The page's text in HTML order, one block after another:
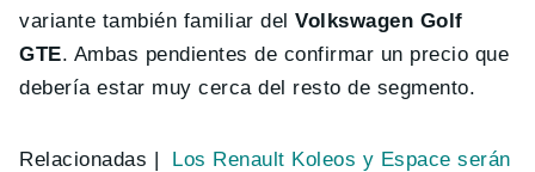
variante también familiar del Volkswagen Golf
GTE. Ambas pendientes de confirmar un precio que
debería estar muy cerca del resto de segmento.
Relacionadas |
Los Renault Koleos y Espace serán